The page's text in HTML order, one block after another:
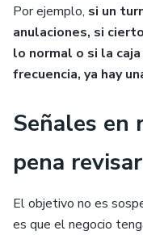
Por ejemplo, si un
anulaciones, si
lo normal o si la
frecuencia, ya hay
Señales en
pena revisar
El objetivo no es
es que el negocio